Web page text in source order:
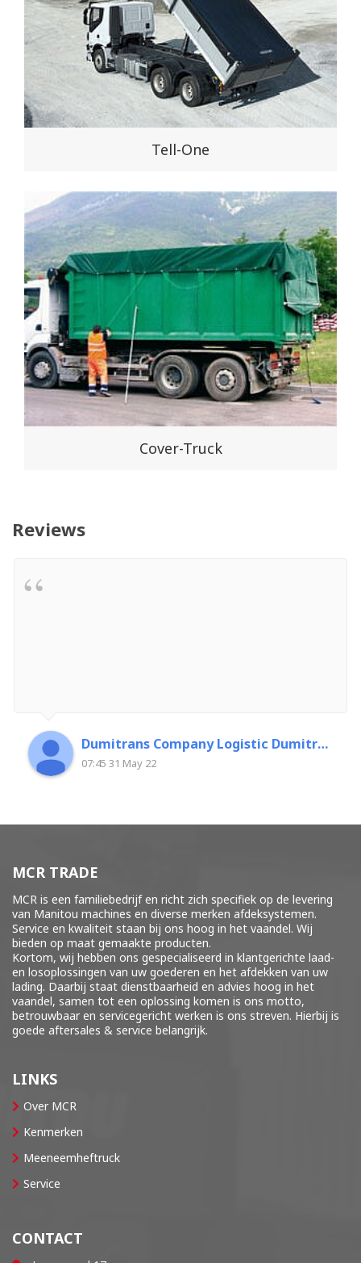
Tell-One
Cover-Truck
Reviews
Dumitrans Company Logistic Dumitrascu Florin
07:45 31 May 22
MCR TRADE
MCR is een familiebedrijf en richt zich specifiek op de levering
van Manitou machines en diverse merken afdeksystemen.
Service en kwaliteit staan bij ons hoog in het vaandel. Wij
bieden op maat gemaakte producten.
Kortom, wij hebben ons gespecialiseerd in klantgerichte laad-
en losoplossingen van uw goederen en het afdekken van uw
lading. Daarbij staat dienstbaarheid en advies hoog in het
vaandel, samen tot een oplossing komen is ons motto,
betrouwbaar en servicegericht werken is ons streven. Hierbij is
goede aftersales & service belangrijk.
LINKS
Over MCR
Kenmerken
Meeneemheftruck
Service
CONTACT